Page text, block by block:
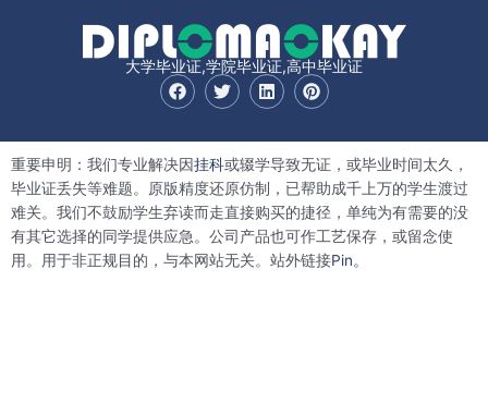
大学毕业证,学院毕业证,高中毕业证
F
a
o
o
k
T
w
t
e
r
L
i
d
i
n
P
i
r
e
s
t
重要申明：我们专业解决因挂科或辍学导致无证，或毕业时间太久，
毕业证丢失等难题。原版精度还原仿制，已帮助成千上万的学生渡过
难关。我们不鼓励学生弃读而走直接购买的捷径，单纯为有需要的没
有其它选择的同学提供应急。公司产品也可作工艺保存，或留念使
用。用于非正规目的，与本网站无关。站外链接Pin。